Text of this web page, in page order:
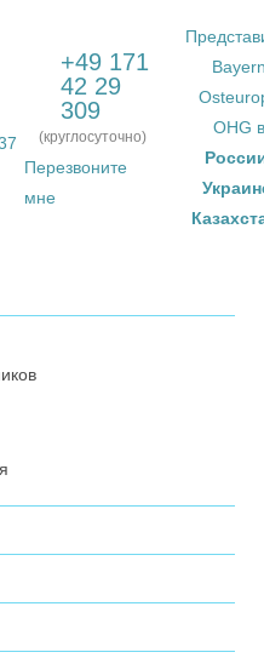
+49 171
42 29
309
(круглосуточно)
Перезвоните
мне
OHG в